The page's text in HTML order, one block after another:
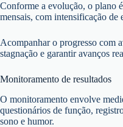
Conforme a evolução, o plano
mensais, com intensificação de
Acompanhar o progresso com
stagnação e garantir avanços
Monitoramento de resultados
O monitoramento envolve
questionários de função,
sono e humor.